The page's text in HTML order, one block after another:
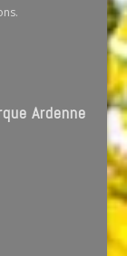
Ardenne